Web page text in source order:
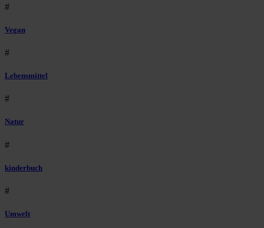
#
Vegan
#
Lebensmittel
#
Natur
#
kinderbuch
#
Umwelt